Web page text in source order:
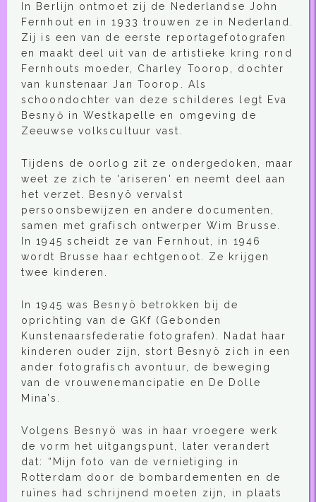
In Berlijn ontmoet zij de Nederlandse John
Fernhout en in 1933 trouwen ze in Nederland.
Zij is een van de eerste reportagefotografen
en maakt deel uit van de artistieke kring rond
Fernhouts moeder, Charley Toorop, dochter
van kunstenaar Jan Toorop. Als
schoondochter van deze schilderes legt Eva
Besnyő in Westkapelle en omgeving de
Zeeuwse volkscultuur vast.
Tijdens de oorlog zit ze ondergedoken, maar
weet ze zich te 'ariseren' en neemt deel aan
het verzet. Besnyö vervalst
persoonsbewijzen en andere documenten,
samen met grafisch ontwerper Wim Brusse.
In 1945 scheidt ze van Fernhout, in 1946
wordt Brusse haar echtgenoot. Ze krijgen
twee kinderen.
In 1945 was Besnyö betrokken bij de
oprichting van de GKf (Gebonden
Kunstenaarsfederatie fotografen). Nadat haar
kinderen ouder zijn, stort Besnyö zich in een
ander fotografisch avontuur, de beweging
van de vrouwenemancipatie en De Dolle
Mina’s.
Volgens Besnyö was in haar vroegere werk
de vorm het uitgangspunt, later verandert
dat: “Mijn foto van de vernietiging in
Rotterdam door de bombardementen en de
ruïnes had schrijnend moeten zijn, in plaats